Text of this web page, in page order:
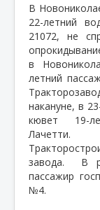
В
22-летний
21072, не
в
летний
накануне, в
кювет
19-
Лачетти.
завода.
В
пассажир
№4.